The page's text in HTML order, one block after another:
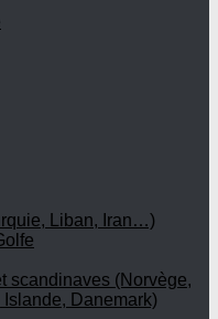
Liban, Iran…)
scandinaves (Norvège,
Danemark)